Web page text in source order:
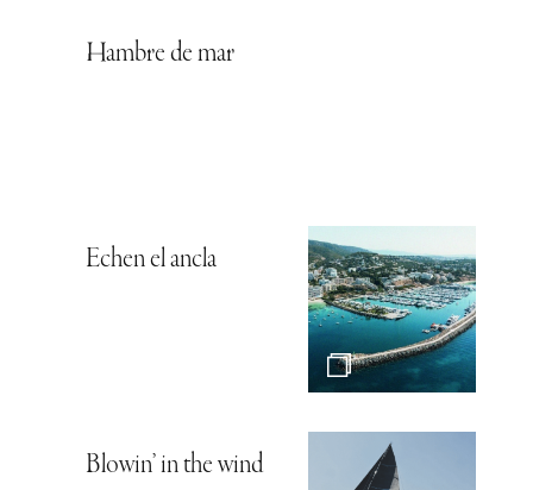
Hambre de mar
Echen el ancla
Blowin’ in the wind